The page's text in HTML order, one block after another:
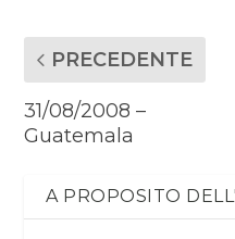
PRECEDENTE
31/08/2008 –
Guatemala
A PROPOSITO